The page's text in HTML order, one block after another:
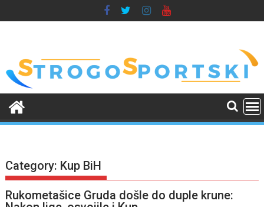
to
Category: Kup BiH
Rukometašice Gruda došle do duple krune: